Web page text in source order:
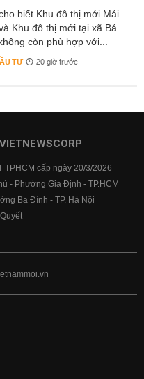
biết Khu đô thị mới Mái
Khu đô thị mới tại xã Bá
còn phù hợp với...
TƯ 20 giờ trước
TPHCM cấp ngày 20/3/2026
- Phường Gia Định - TP.HCM
Ba Đình - TP. Hà Nội